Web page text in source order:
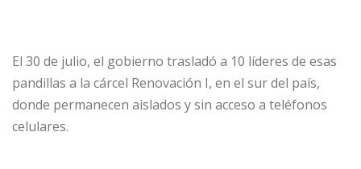
El 30 de julio, el gobierno trasladó a 10 líderes de esas
pandillas a la cárcel Renovación I, en el sur del país,
donde permanecen aislados y sin acceso a teléfonos
celulares.